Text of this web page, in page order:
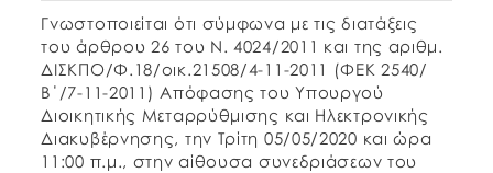
Γνωστοποιείται ότι σύμφωνα με τις διατάξεις
του άρθρου 26 του Ν. 4024/2011 και της αριθμ.
ΔΙΣΚΠΟ/Φ.18/οικ.21508/4-11-2011 (ΦΕΚ 2540/
Β΄/7-11-2011) Απόφασης του Υπουργού
Διοικητικής Μεταρρύθμισης και Ηλεκτρονικής
Διακυβέρνησης, την Τρίτη 05/05/2020 και ώρα
11:00 π.μ., στην αίθουσα συνεδριάσεων του